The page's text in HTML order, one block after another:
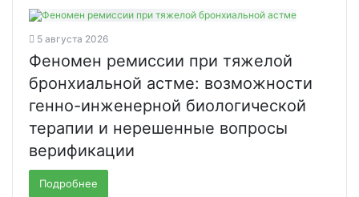
5 августа 2026
Феномен ремиссии при тяжелой
бронхиальной астме: возможности
генно-инженерной биологической
терапии и нерешенные вопросы
верификации
Подробнее